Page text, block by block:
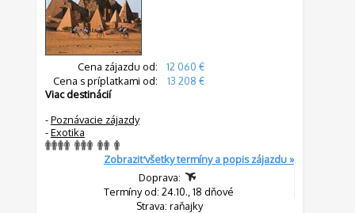
Cena zájazdu od:
12 060 €
Cena s príplatkami od:
13 208 €
Viac destinácií
-Poznávacie zájazdy
-Exotika
Zobraziť všetky termíny a popis zájazdu »
Doprava:
Termíny od: 24.10., 18 dňové
Strava: raňajky